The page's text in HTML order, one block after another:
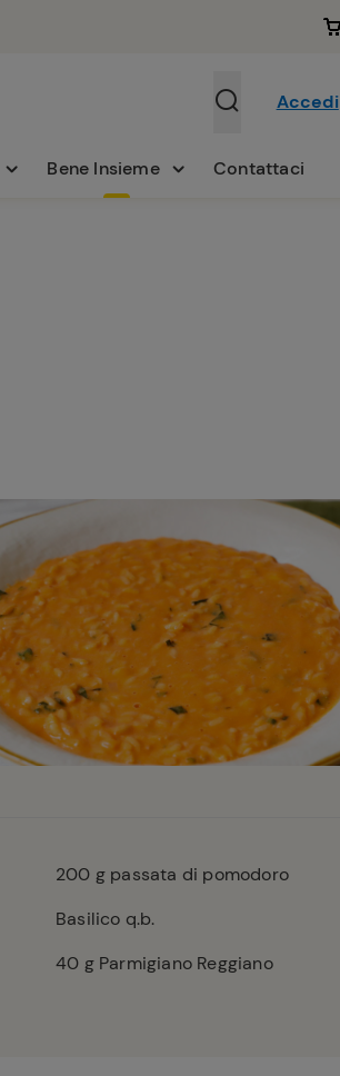
Accedi
Bene Insieme Contattaci
200 g passata di pomodoro
Basilico q.b.
40 g Parmigiano Reggiano